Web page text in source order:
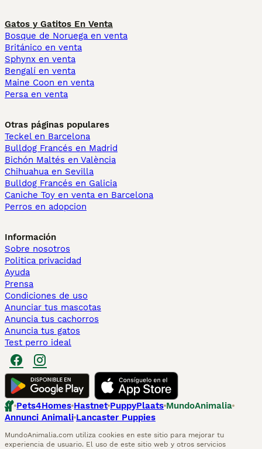
Gatos y Gatitos En Venta
Bosque de Noruega en venta
Británico en venta
Sphynx en venta
Bengalí en venta
Maine Coon en venta
Persa en venta
Otras páginas populares
Teckel en Barcelona
Bulldog Francés en Madrid
Bichón Maltés en València
Chihuahua en Sevilla
Bulldog Francés en Galicia
Caniche Toy en venta en Barcelona
Perros en adopcion
Información
Sobre nosotros
Politica privacidad
Ayuda
Prensa
Condiciones de uso
Anunciar tus mascotas
Anuncia tus cachorros
Anuncia tus gatos
Test perro ideal
Pets4Homes Hastnet PuppyPlaats MundoAnimalia
Annunci Animali Lancaster Puppies
MundoAnimalia.com utiliza cookies en este sitio para mejorar tu
experiencia de usuario. El uso de este sitio web y otros servicios